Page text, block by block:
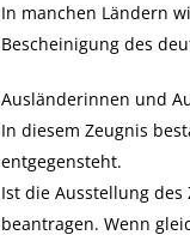
In manchen Ländern
Bescheinigung des
Ausländerinnen und
In diesem Zeugnis
entgegensteht.
Ist die Ausstellung
beantragen. Wenn